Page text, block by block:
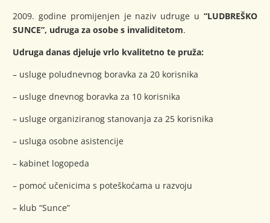
2009. godine promijenjen je naziv udruge u “LUDBREŠKO
SUNCE”, udruga za osobe s invaliditetom.
Udruga danas djeluje vrlo kvalitetno te pruža:
– usluge poludnevnog boravka za 20 korisnika
– usluge dnevnog boravka za 10 korisnika
– usluge organiziranog stanovanja za 25 korisnika
– usluga osobne asistencije
– kabinet logopeda
– pomoć učenicima s poteškoćama u razvoju
– klub “Sunce”